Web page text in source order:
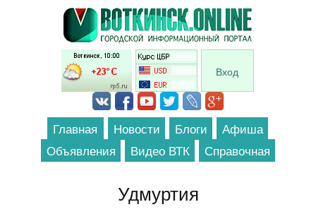
Перейти к основному содержанию
Вход
Главная Новости Блоги
Афиша
Объявления
Видео ВТК Справочная
Удмуртия